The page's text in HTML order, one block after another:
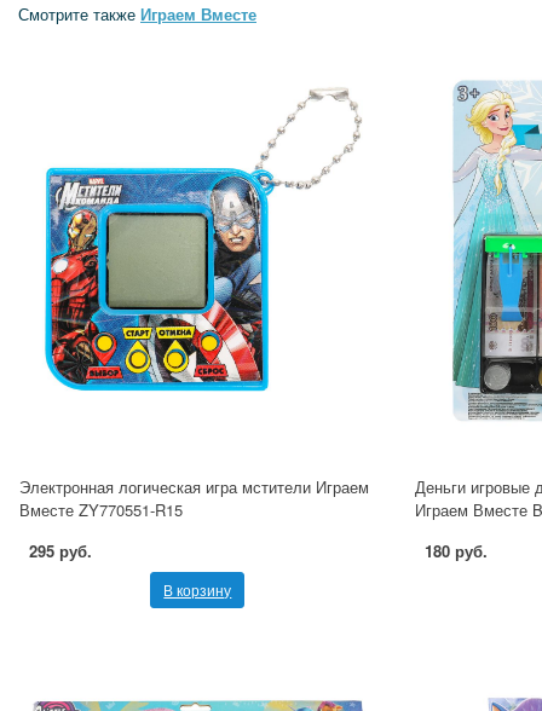
Смотрите также Играем Вместе
Электронная логическая игра мстители Играем
Вместе ZY770551-R15
295 руб.
В корзину
Деньги игровые
Играем Вместе
180 руб.